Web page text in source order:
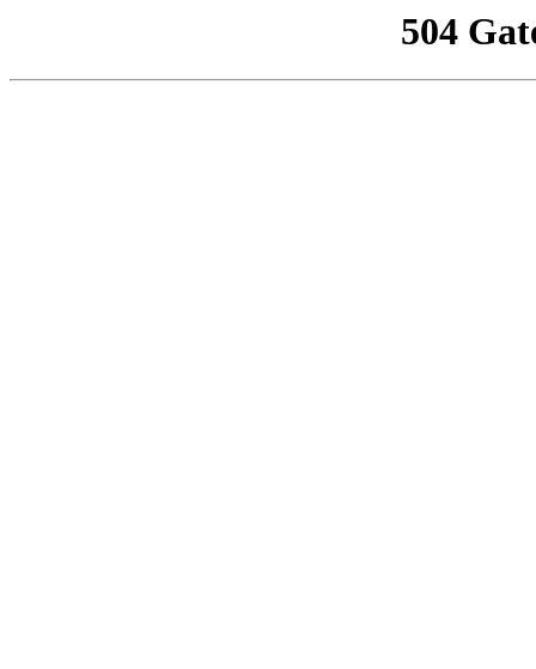
504